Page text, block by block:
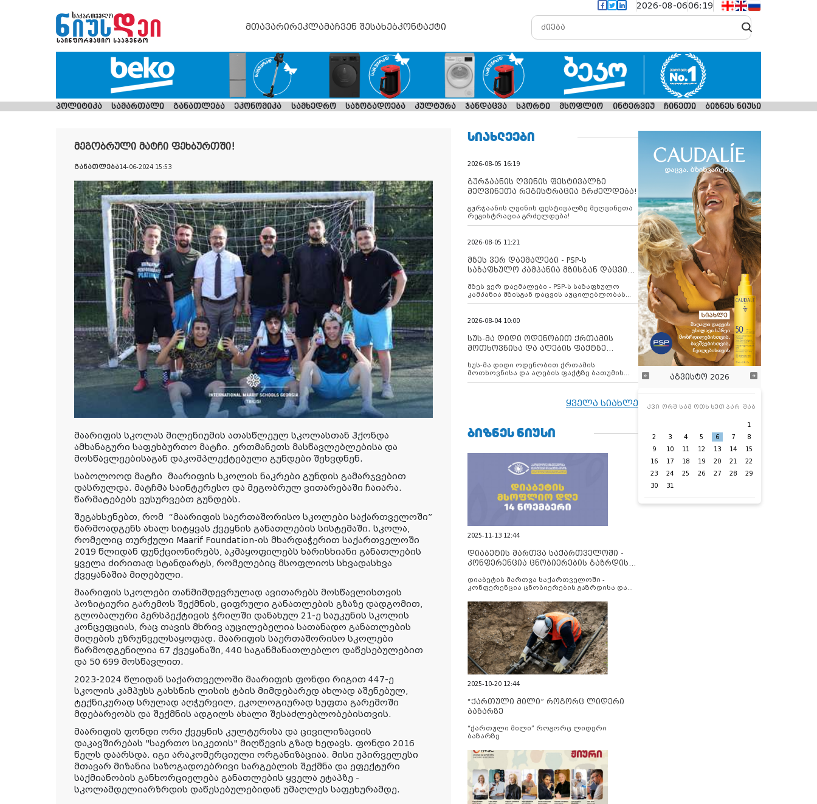
2026-08-0606:19
მთავარირეკლამაჩვენ შესახებკონტაქტი
პოლიტიკა სამართალი განათლება ეკონომიკა სამხედრო საზოგადოება კულტურა ჯანდაცვა სპორტი მსოფლიო ინტერვიუ ჩინეთი ბიზნეს ნიუსი
მეგობრული მატჩი ფეხბურთში!
განათლება14-06-2024 15:53
მაარიფის სკოლას მილენიუმის ათასწლეულ სკოლასთან ჰქონდა
ამხანაგური საფეხბურთო მატჩი. ერთმანეთს მასწავლებლებისა და
მოსწავლეებისაგან დაკომპლექტებული გუნდები შეხვდნენ.
საბოლოოდ მატჩი მაარიფის სკოლის ნაკრები გუნდის გამარჯვებით
დასრულდა. მატჩმა საინტერესო და მეგობრულ ვითარებაში ჩაიარა.
წარმატებებს ვუსურვებთ გუნდებს.
შეგახსენებთ, რომ “მაარიფის საერთაშორისო სკოლები საქართველოში”
წარმოადგენს ახალ სიტყვას ქვეყნის განათლების სისტემაში. სკოლა,
რომელიც თურქული Maarif Foundation-ის მხარდაჭერით საქართველოში
2019 წლიდან ფუნქციონირებს, აკმაყოფილებს ხარისხიანი განათლების
ყველა ძირითად სტანდარტს, რომელებიც მსოფლიოს სხვადასხვა
ქვეყანაშია მიღებული.
მაარიფის სკოლები თანმიმდევრულად ავითარებს მოსწავლისთვის
პოზიტიური გარემოს შექმნის, ციფრული განათლების გზაზე დადგომით,
გლობალური პერსპექტივის ჭრილში დანახულ 21-ე საუკუნის სკოლის
კონცეფციას, რაც თავის მხრივ აუცილებელია სათანადო განათლების
მიღების უზრუნველსაყოფად. მაარიფის საერთაშორისო სკოლები
წარმოდგენილია 67 ქვეყანაში, 440 საგანმანათლებლო დაწესებულებით
და 50 699 მოსწავლით.
2023-2024 წლიდან საქართველოში მაარიფის ფონდი რიგით 447-ე
სკოლის კამპუსს გახსნის ლისის ტბის მიმდებარედ ახლად აშენებულ,
ტექნიკურად სრულად აღჭურვილ, ეკოლოგიურად სუფთა გარემოში
მდებარეობს და შექმნის ადგილს ახალი შესაძლებლობებისთვის.
მაარიფის ფონდი ორი ქვეყნის კულტურისა და ცივილიზაციის
დაკავშირებას "საერთო სიკეთის" მიღწევის გზად ხედავს. ფონდი 2016
წელს დაარსდა. იგი არაკომერციული ორგანიზაციაა. მისი უპირველესი
მთავარ მიზანია საზოგადოებრივი სარგებლის შექმნა და ეფექტური
საქმიანობის განხორციელება განათლების ყველა ეტაპზე -
სკოლამდელიარზრდის დაწესებულებიდან უმაღლეს საფეხურამდე.
ᲡᲘᲐᲮᲚᲔᲔᲑᲘ
2026-08-05 16:19
გურჯაანის ღვინის ფესტივალზე
მეღვინეთა რეგისტრაცია გრძელდება!
გურჯაანის ღვინის ფესტივალზე მეღვინეთა
რეგისტრაცია გრძელდება!
2026-08-05 11:21
მზეს ვერ დაემალები - PSP-ს
საზაფხულო კამპანია მზისგან დაცვის
მზეს ვერ დაემალები - PSP-ს საზაფხულო
კამპანია მზისგან დაცვის აუცილებლობას
გვახსენებს
2026-08-04 10:00
სუს-მა დიდი ოდენობით ქრთამის
მოთხოვნისა და აღების ფაქტზე
დააკავა
სუს-მა დიდი ოდენობით ქრთამის
მოთხოვნისა და აღების ფაქტზე ბათუმის
მერიის თანამშრომელი დააკავა
ყველა სიახლე
ᲑᲘᲖᲜᲔᲡ ᲜᲘᲣᲡᲘ
2025-11-13 12:44
დიაბეტის მართვა საქართველოში -
კონფერენცია ცნობიერების გაზრდისა
დიაბეტის მართვა საქართველოში -
კონფერენცია ცნობიერების გაზრდისა და
2025-10-20 12:44
“ქართული მილი” როგორც ლიდერი
ბაზარზე
“ქართული მილი” როგორც ლიდერი
ბაზარზე
აგვისტო 2026
კვი ორშ სამ ოთხ ხუთ პარ შაბ
1
2
3 4 5 6 7
8
9
10 11 12 13 14
15
16
17 18 19 20 21
22
23
24 25 26 27 28
29
30
31